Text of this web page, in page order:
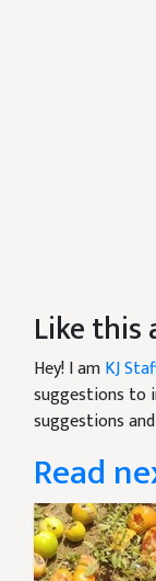
Like this
Hey! I amKJ
suggestions to
suggestions
Read